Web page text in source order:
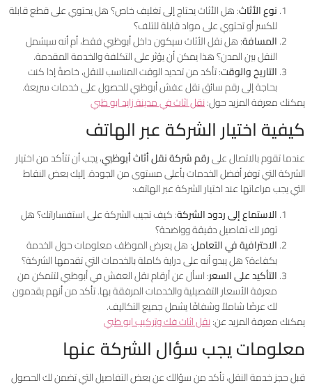
نوع الأثاث: هل الأثاث يحتاج إلى تغليف خاص؟ هل يحتوي على قطع قابلة
للكسر أو تحتوي على مواد قابلة للتلف؟
المسافة: هل نقل الأثاث سيكون داخل أبوظبي فقط، أم أنه سيشمل
النقل بين المدن؟ هذا يمكن أن يؤثر على التكلفة والخدمة المقدمة.
التاريخ والوقت: تأكد من تحديد الوقت المناسب للنقل، خاصةً إذا كنت
بحاجة إلى رقم سائق نقل عفش أبوظبي للحصول على خدمات سريعة.
يمكنك معرفة المزيد حول:نقل اثاث في مدينة زايد ابو ظبي
كيفية اختيار الشركة عبر الهاتف
عندما تقوم بالاتصال علىرقم شركة نقل أثاث أبوظبي، يجب أن تتأكد من اختيار
الشركة التي توفر أفضل الخدمات بأعلى مستوى من الجودة. إليك بعض النقاط
التي يجب مراعاتها عند اختيار الشركة عبر الهاتف:
الاستماع إلى ردود الشركة: كيف تجيب الشركة على استفساراتك؟ هل
توفر لك تفاصيل دقيقة وواضحة؟
الاحترافية في التعامل: هل يعرض الموظف معلومات حول الخدمة
بكفاءة؟ هل يبدو أنه على دراية كاملة بالخدمات التي تقدمها الشركة؟
التأكيد على السعر: اسأل عن أرقام نقل العفش في أبوظبي لتتمكن من
معرفة الأسعار التفصيلية والخدمات المرفقة بها. تأكد من أنهم يقدمون
لك عرضًا شاملاً وشفافًا يشمل جميع التكاليف.
يمكنك معرفة المزيد عن:نقل اثاث فك وتركيب ابو ظبي
معلومات يجب سؤال الشركة عنها
قبل حجز خدمة النقل، تأكد من سؤالك عن بعض التفاصيل التي تضمن لك الحصول